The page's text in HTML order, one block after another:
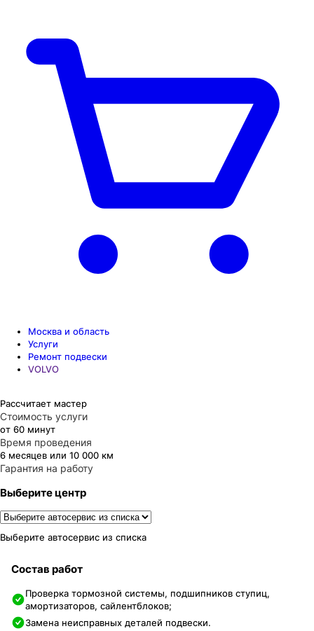
Москва и область
Услуги
Ремонт подвески
VOLVO
Рассчитает мастер
Стоимость услуги
от 60 минут
Время проведения
6 месяцев или 10 000 км
Гарантия на работу
Выберите центр
Выберите автосервис из списка
Состав работ
Проверка тормозной системы, подшипников ступиц,
амортизаторов, сайлентблоков;
Замена неисправных деталей подвески.